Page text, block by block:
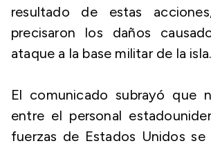
resultado de estas
precisaron los daños
ataque a la base militar de la isla.
El comunicado subrayó que
entre el personal
fuerzas de Estados Unidos se